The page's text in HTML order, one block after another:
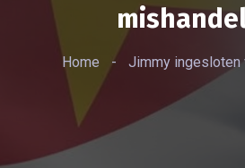
Home - Jimmy ingesloten